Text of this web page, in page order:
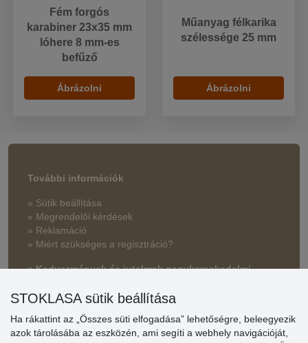
Fém forgós
karabiner 23x35 mm
lóhere 8 mm-es
befűző
Ábrázolni
Műanyag félkarika
szélessége 25 mm
Ábrázolni
További információk
» Sütik beállítása
» Megrendelői kérdések
» Reklamáció
» Miért szükséges a regisztráció?
» Kedvezmények és jutalmak nagykereskedelmi
STOKLASA sütik beállítása
Ha rákattint az „Összes süti elfogadása” lehetőségre, beleegyezik
azok tárolásába az eszközén, ami segíti a webhely navigációját,